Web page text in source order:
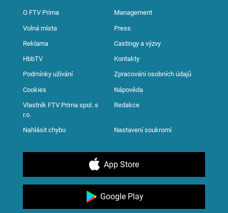
O FTV Prima Management
Volná místa Press
Reklama Castingy a výzvy
HbbTV Kontakty
Podmínky užívání Zpracování osobních údajů
Cookies Nápověda
Vlastník FTV Prima spol. s
r.o.
Redakce
Nahlásit chybu Nastavení soukromí
App Store
Google Play